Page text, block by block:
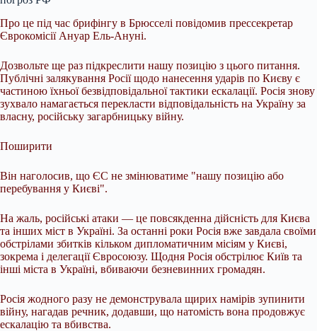
Про це під час брифінгу в Брюсселі повідомив прессекретар
Єврокомісії Ануар Ель-Ануні.
Дозвольте ще раз підкреслити нашу позицію з цього питання.
Публічні залякування Росії щодо нанесення ударів по Києву є
частиною їхньої безвідповідальної тактики ескалації. Росія знову
зухвало намагається перекласти відповідальність на Україну за
власну, російську загарбницьку війну.
Поширити
Він наголосив, що ЄС не змінюватиме "нашу позицію або
перебування у Києві".
На жаль, російські атаки — це повсякденна дійсність для Києва
та інших міст в Україні. За останні роки Росія вже завдала своїми
обстрілами збитків кільком дипломатичним місіям у Києві,
зокрема і делегації Євросоюзу. Щодня Росія обстрілює Київ та
інші міста в Україні, вбиваючи безневинних громадян.
Росія жодного разу не демонструвала щирих намірів зупинити
війну, нагадав речник, додавши, що натомість вона продовжує
ескалацію та вбивства.